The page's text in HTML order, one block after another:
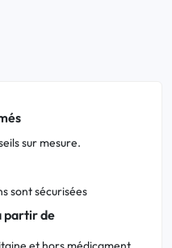
sur mesure.
sont sécurisées
partir de